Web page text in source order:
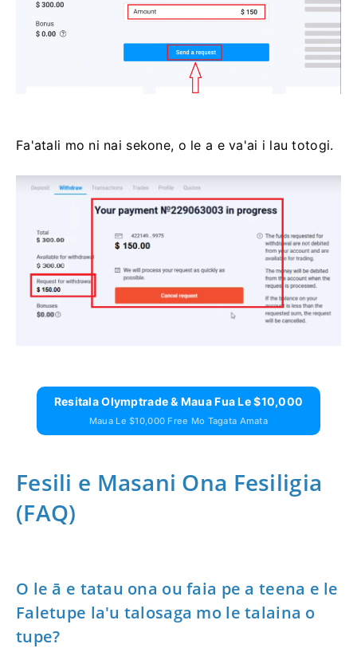
Fa'atali mo ni nai sekone, o le a e va'ai i lau totogi.
Resitala Olymptrade & Maua Fua Le $10,000
Maua Le $10,000 Free Mo Tagata Amata
Fesili e Masani Ona Fesiligia
(FAQ)
O le ā e tatau ona ou faia pe a teena e le
Faletupe la'u talosaga mo le talaina o
tupe?